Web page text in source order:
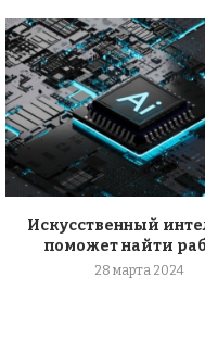
Искусственный
поможет найти
28 марта 2024